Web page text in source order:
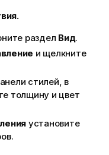
раздел Вид.
и щелкните
стилей, в
толщину и цвет
установите